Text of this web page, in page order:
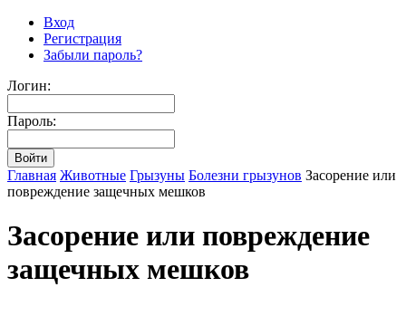
Вход
Регистрация
Забыли пароль?
Логин:
Пароль:
Главная Животные Грызуны Болезни грызунов Засорение или
повреждение защечных мешков
Засорение или повреждение
защечных мешков